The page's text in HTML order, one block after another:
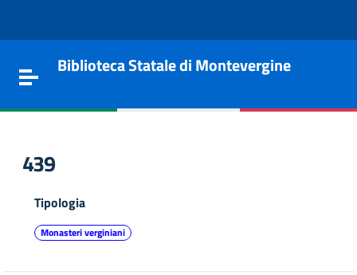
Toggle navigation
Biblioteca Statale di Montevergine
439
Tipologia
Monasteri verginiani